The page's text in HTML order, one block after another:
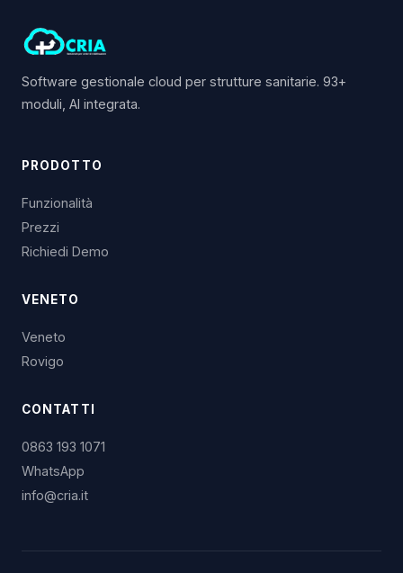
Software gestionale cloud per strutture sanitarie. 93+
moduli, AI integrata.
PRODOTTO
Funzionalità
Prezzi
Richiedi Demo
VENETO
Veneto
Rovigo
CONTATTI
0863 193 1071
WhatsApp
info@cria.it